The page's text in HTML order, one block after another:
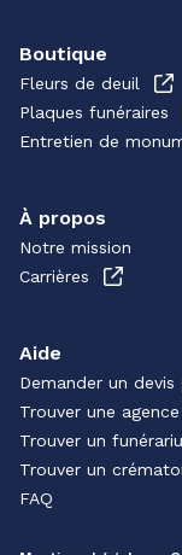
Boutique
Fleurs de deuil
Plaques funéraires
Entretien de
À propos
Notre mission
Carrières
Aide
Demander un
Trouver une agence
Trouver un
Trouver un
FAQ